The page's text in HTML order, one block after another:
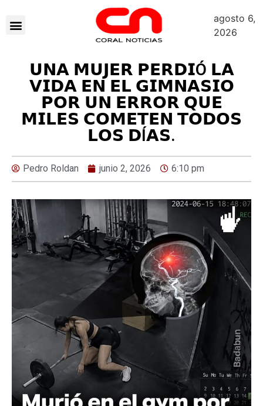
agosto 6,
2026
𝗨𝗡𝗔 𝗠𝗨𝗝𝗘𝗥 𝗣𝗘𝗥𝗗𝗜Ó 𝗟𝗔
𝗩𝗜𝗗𝗔 𝗘𝗡 𝗘𝗟 𝗚𝗜𝗠𝗡𝗔𝗦𝗜𝗢
𝗣𝗢𝗥 𝗨𝗡 𝗘𝗥𝗥𝗢𝗥 𝗤𝗨𝗘
𝗠𝗜𝗟𝗘𝗦 𝗖𝗢𝗠𝗘𝗧𝗘𝗡 𝗧𝗢𝗗𝗢𝗦
𝗟𝗢𝗦 𝗗Í𝗔𝗦.
Pedro Roldan junio 2, 2026 6:10 pm